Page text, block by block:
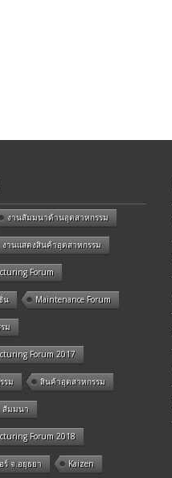
งานสัมมนาด้านอุตสาหกรรม
งานแสดงสินค้าอุตสาหกรรม
Forum
น Maintenance Forum
ม
Forum 2017
รม สินค้าอุตสาหกรรม
สัมมนา
Forum 2018
ร์ จ.อยุธยา Kaizen